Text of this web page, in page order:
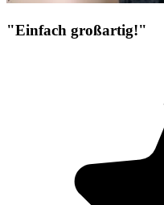
"Einfach großartig!"